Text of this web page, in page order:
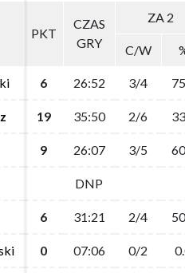
PKT
CZAS
GRY
ZA 2
C/W
6 26:52 3/4
19 35:50 2/6
9 26:07 3/5
DNP
6 31:21 2/4
0 07:06 0/2
PKT
CZAS
GRY
ZA 2
C/W
6 26:52 3/4
19 35:50 2/6
9 26:07 3/5
DNP
6 31:21 2/4
0 07:06 0/2